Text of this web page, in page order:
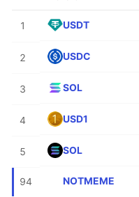
1 USDT
2 USDC
3 SOL
4 USD1
5 SOL
94 NOTMEME